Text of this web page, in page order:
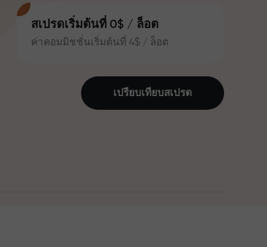
สเปรดเริ่มต้นที่ 0$ / ล็อต
ค่าคอมมิชชั่นเริ่มต้นที่ 4$ / ล็อต
เปรียบเทียบสเปรด